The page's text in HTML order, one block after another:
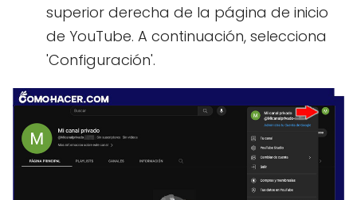
superior derecha de la página de inicio
de YouTube. A continuación, selecciona
'Configuración'.